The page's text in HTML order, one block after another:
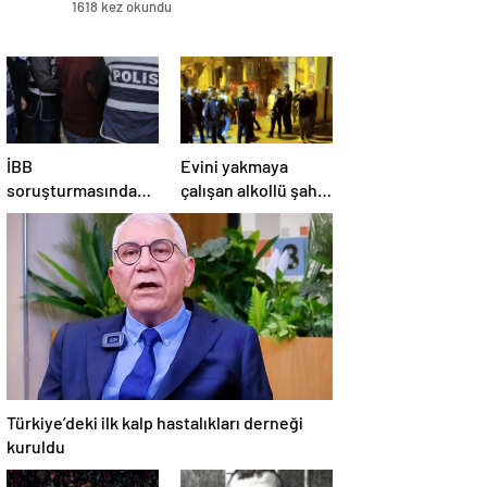
1618 kez okundu
İBB
soruşturmasında
asılsız gizli tanık
iddiaların sahibi
tutuklandı
Evini yakmaya
çalışan alkollü şahıs
engel olmaya
çalışanlarıda bıçakla
tehdit etti
Türkiye’deki ilk kalp hastalıkları derneği
kuruldu